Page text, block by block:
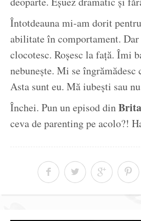
Întotdeauna mi-am dorit
abilitate în comportament. Dar
clocotesc. Roșesc la față. Îmi
nebunește. Mi se
Asta sunt eu. Mă iubești sau
Închei. Pun un episod din
ceva de parenting pe acolo?!